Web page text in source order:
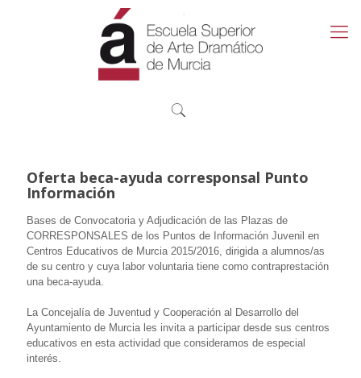
Oferta beca-ayuda corresponsal Punto
Información
Bases de Convocatoria y Adjudicación de las Plazas de
CORRESPONSALES de los Puntos de Información Juvenil en
Centros Educativos de Murcia 2015/2016, dirigida a alumnos/as
de su centro y cuya labor voluntaria tiene como contraprestación
una beca-ayuda.
La Concejalía de Juventud y Cooperación al Desarrollo del
Ayuntamiento de Murcia les invita a participar desde sus centros
educativos en esta actividad que consideramos de especial
interés.